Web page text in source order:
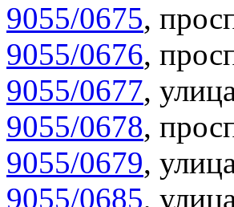
9055/0675,
9055/0676,
9055/0677,
9055/0678,
9055/0679,
9055/0685,